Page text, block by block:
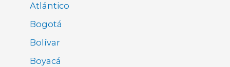
Atlántico
Bogotá
Bolívar
Boyacá